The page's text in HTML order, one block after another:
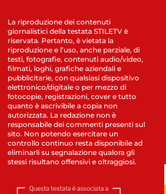
La riproduzione dei contenuti
giornalistici della testata STILETV è
riservata. Pertanto, è vietata la
riproduzione e l’uso, anche parziale, di
testi, fotografie, contenuti audio/video,
filmati, loghi, grafiche aziendali e
pubblicitarie, con qualsiasi dispositivo
elettronico/digitale o per mezzo di
fotocopie, registrazioni, cover e tutto
quanto è ascrivibile a copia non
autorizzata. La redazione non è
responsabile dei commenti presenti sul
sito. Non potendo esercitare un
controllo continuo resta disponibile ad
eliminarli su segnalazione qualora gli
stessi risultano offensivi e oltraggiosi.